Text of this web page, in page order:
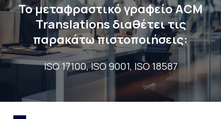
Το μεταφραστικό γραφείο ACM
Translations διαθέτει τις
παρακάτω πιστοποιήσεις:
ISO 17100, ISO 9001, ISO 18587